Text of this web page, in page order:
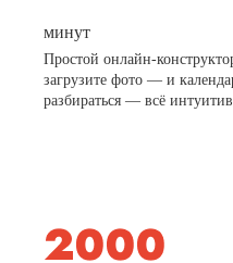
минут
Простой онлайн-
загрузите фото — и
разбираться — всё